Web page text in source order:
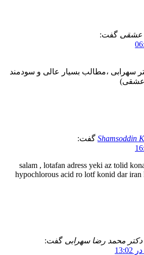
عشقی گفت:
سهرابی ،مطالب بسیار عالی و سودمند
(عشقی)
Shamsoddin گفت:
salam , lotafan adress yeki az tolid
hypochlorous acid ro lotf konid dar iran
دکتر محمد رضا سهرابی گفت: